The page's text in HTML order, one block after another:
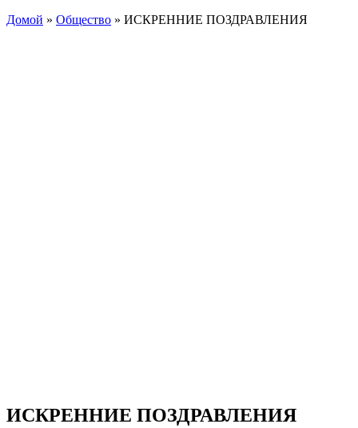
Домой » Общество » ИСКРЕННИЕ ПОЗДРАВЛЕНИЯ
ИСКРЕННИЕ ПОЗДРАВЛЕНИЯ